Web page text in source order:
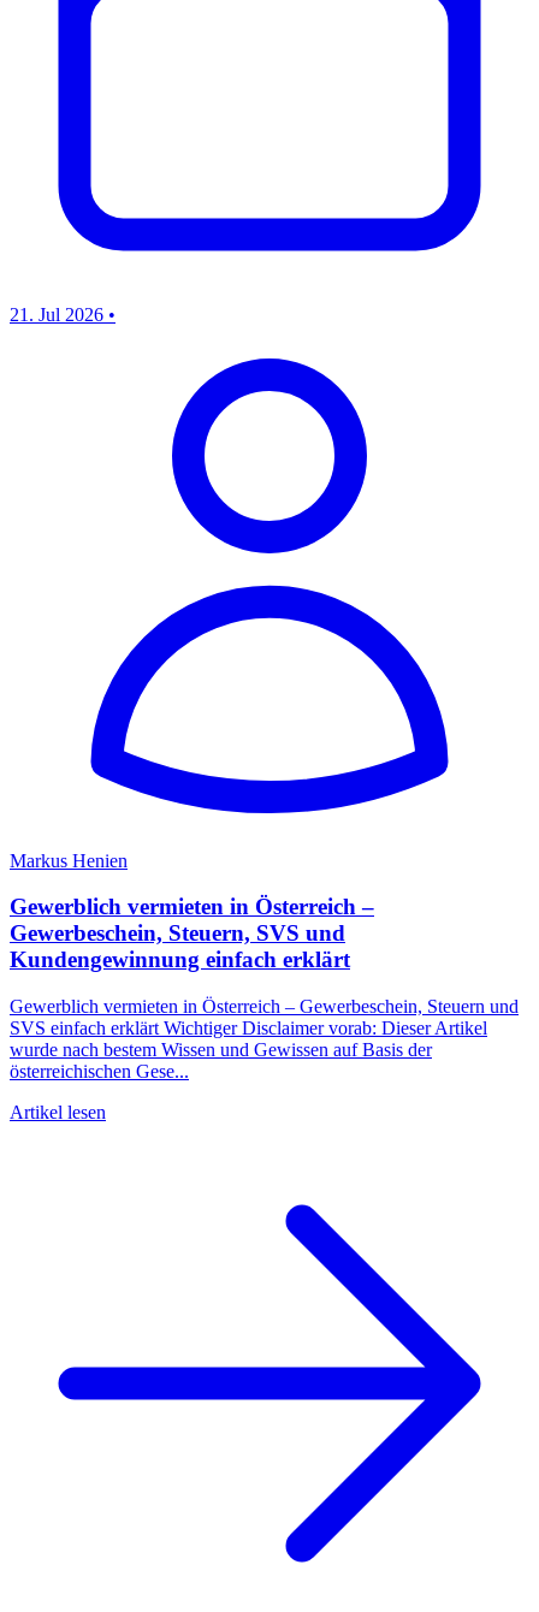
21. Jul 2026 •
Markus Henien
Gewerblich vermieten in Österreich –
Gewerbeschein, Steuern, SVS und
Kundengewinnung einfach erklärt
Gewerblich vermieten in Österreich – Gewerbeschein, Steuern und
SVS einfach erklärt Wichtiger Disclaimer vorab: Dieser Artikel
wurde nach bestem Wissen und Gewissen auf Basis der
österreichischen Gese...
Artikel lesen